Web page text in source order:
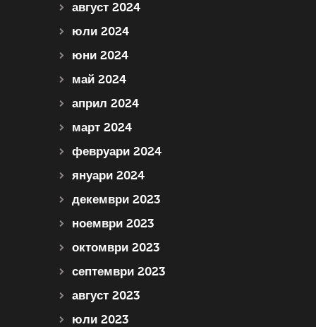
август 2024
юли 2024
юни 2024
май 2024
април 2024
март 2024
февруари 2024
януари 2024
декември 2023
ноември 2023
октомври 2023
септември 2023
август 2023
юли 2023